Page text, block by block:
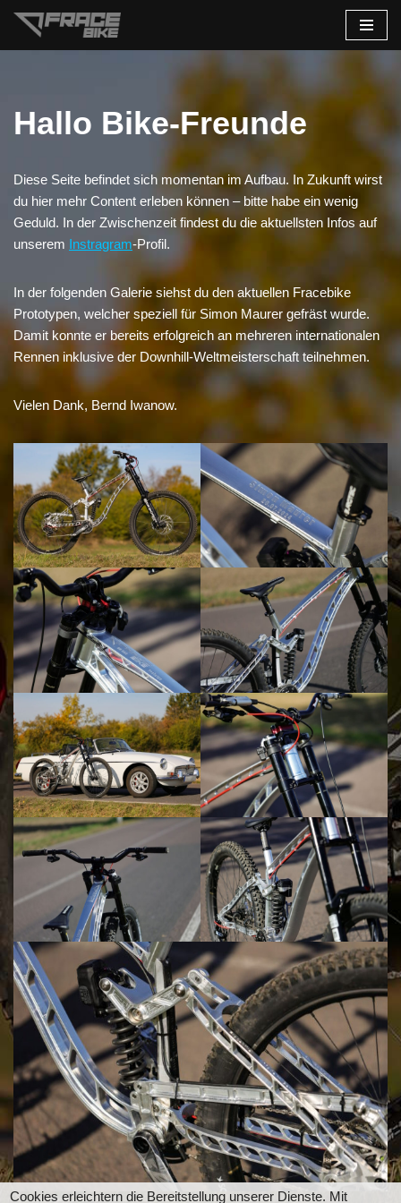
Zum
Hallo Bike-Freunde
Diese Seite befindet sich momentan im Aufbau. In Zukunft wirst
du hier mehr Content erleben können – bitte habe ein wenig
Geduld. In der Zwischenzeit findest du die aktuellsten Infos auf
unserem Instragram-Profil.
In der folgenden Galerie siehst du den aktuellen Fracebike
Prototypen, welcher speziell für Simon Maurer gefräst wurde.
Damit konnte er bereits erfolgreich an mehreren internationalen
Rennen inklusive der Downhill-Weltmeisterschaft teilnehmen.
Vielen Dank, Bernd Iwanow.
Cookies erleichtern die Bereitstellung unserer Dienste. Mit